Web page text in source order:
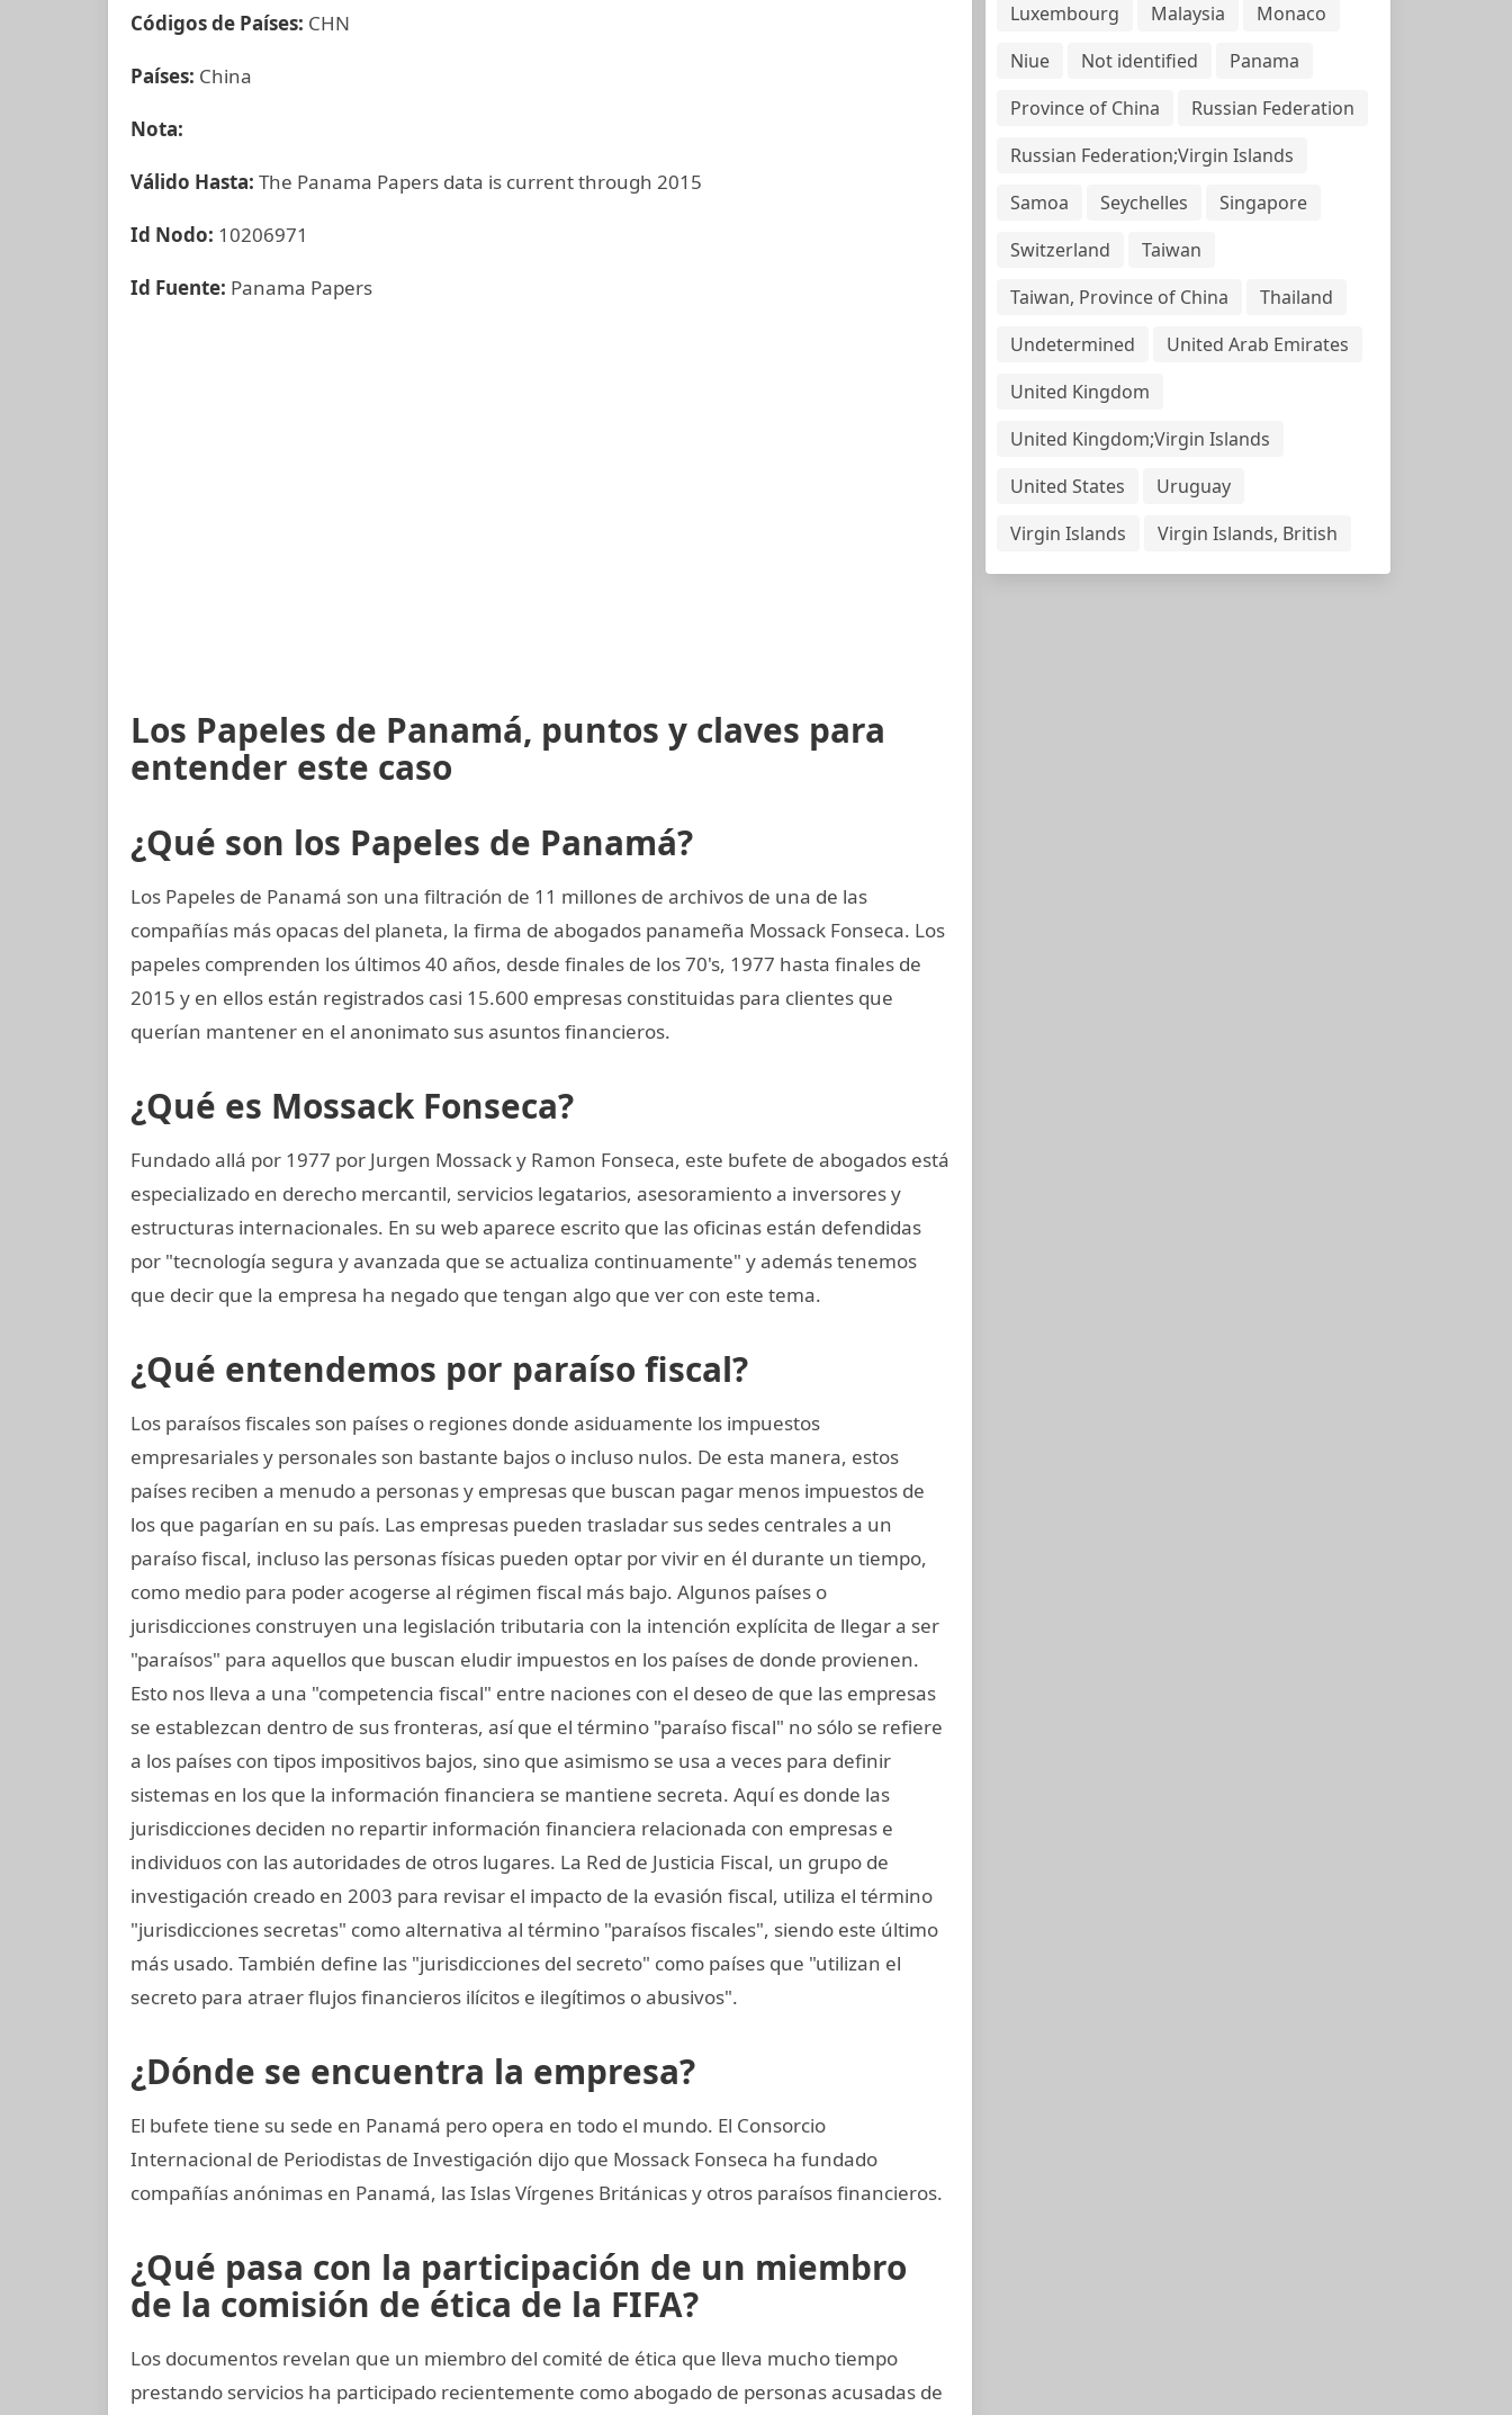
Códigos de Países: CHN
Países: China
Nota:
Válido Hasta: The Panama Papers data is current through 2015
Id Nodo: 10206971
Id Fuente: Panama Papers
Los Papeles de Panamá, puntos y claves para
entender este caso
¿Qué son los Papeles de Panamá?
Los Papeles de Panamá son una filtración de 11 millones de archivos de una de las
compañías más opacas del planeta, la firma de abogados panameña Mossack Fonseca. Los
papeles comprenden los últimos 40 años, desde finales de los 70's, 1977 hasta finales de
2015 y en ellos están registrados casi 15.600 empresas constituidas para clientes que
querían mantener en el anonimato sus asuntos financieros.
¿Qué es Mossack Fonseca?
Fundado allá por 1977 por Jurgen Mossack y Ramon Fonseca, este bufete de abogados está
especializado en derecho mercantil, servicios legatarios, asesoramiento a inversores y
estructuras internacionales. En su web aparece escrito que las oficinas están defendidas
por "tecnología segura y avanzada que se actualiza continuamente" y además tenemos
que decir que la empresa ha negado que tengan algo que ver con este tema.
¿Qué entendemos por paraíso fiscal?
Los paraísos fiscales son países o regiones donde asiduamente los impuestos
empresariales y personales son bastante bajos o incluso nulos. De esta manera, estos
países reciben a menudo a personas y empresas que buscan pagar menos impuestos de
los que pagarían en su país. Las empresas pueden trasladar sus sedes centrales a un
paraíso fiscal, incluso las personas físicas pueden optar por vivir en él durante un tiempo,
como medio para poder acogerse al régimen fiscal más bajo. Algunos países o
jurisdicciones construyen una legislación tributaria con la intención explícita de llegar a ser
"paraísos" para aquellos que buscan eludir impuestos en los países de donde provienen.
Esto nos lleva a una "competencia fiscal" entre naciones con el deseo de que las empresas
se establezcan dentro de sus fronteras, así que el término "paraíso fiscal" no sólo se refiere
a los países con tipos impositivos bajos, sino que asimismo se usa a veces para definir
sistemas en los que la información financiera se mantiene secreta. Aquí es donde las
jurisdicciones deciden no repartir información financiera relacionada con empresas e
individuos con las autoridades de otros lugares. La Red de Justicia Fiscal, un grupo de
investigación creado en 2003 para revisar el impacto de la evasión fiscal, utiliza el término
"jurisdicciones secretas" como alternativa al término "paraísos fiscales", siendo este último
más usado. También define las "jurisdicciones del secreto" como países que "utilizan el
secreto para atraer flujos financieros ilícitos e ilegítimos o abusivos".
¿Dónde se encuentra la empresa?
El bufete tiene su sede en Panamá pero opera en todo el mundo. El Consorcio
Internacional de Periodistas de Investigación dijo que Mossack Fonseca ha fundado
compañías anónimas en Panamá, las Islas Vírgenes Británicas y otros paraísos financieros.
¿Qué pasa con la participación de un miembro
de la comisión de ética de la FIFA?
Los documentos revelan que un miembro del comité de ética que lleva mucho tiempo
prestando servicios ha participado recientemente como abogado de personas acusadas de
Luxembourg
Malaysia
Monaco
Niue
Not identified
Panama
Province of China
Russian Federation
Russian Federation;Virgin Islands
Samoa
Seychelles
Singapore
Switzerland
Taiwan
Taiwan, Province of China
Thailand
Undetermined
United Arab Emirates
United Kingdom
United Kingdom;Virgin Islands
United States
Uruguay
Virgin Islands
Virgin Islands, British